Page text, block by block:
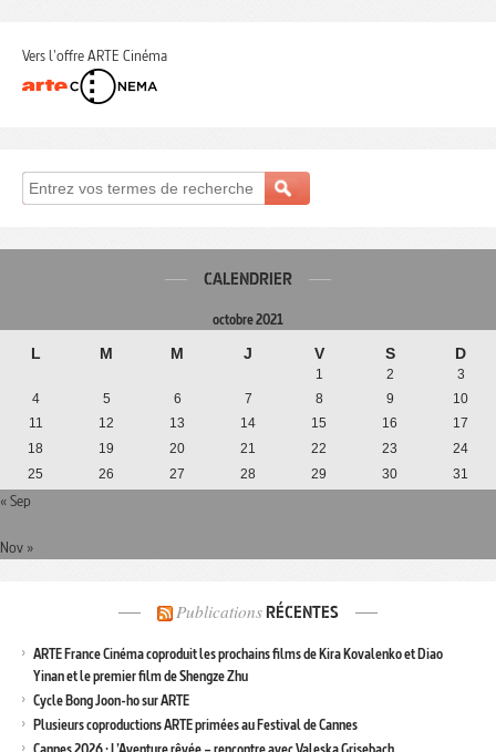
Vers l'offre ARTE Cinéma
CALENDRIER
octobre 2021
L M M J V S D
1 2
3
4
5 6 7 8 9
10
11
12 13 14 15 16
17
18
19 20 21 22 23
24
25
26 27 28 29 30 31
« Sep
Nov »
Publications RÉCENTES
ARTE France Cinéma coproduit les prochains films de Kira Kovalenko et Diao
Yinan et le premier film de Shengze Zhu
Cycle Bong Joon-ho sur ARTE
Plusieurs coproductions ARTE primées au Festival de Cannes